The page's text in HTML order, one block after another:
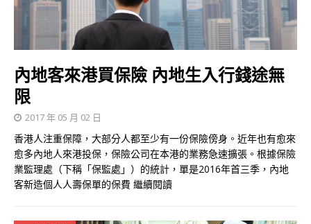
內地客來港買保險 內地生入行錢途無
限
2017 年 05 月 02 日
香港人注重保障，大部分人都至少有一份保險傍身。近年也有愈來
愈多內地人來港投保，保險公司在本港的業務急速擴張。根據保險
業監理處（下稱「保監處」）的統計，單是2016年首三季，內地
客新造個人人壽保單的保費 繼續閱讀